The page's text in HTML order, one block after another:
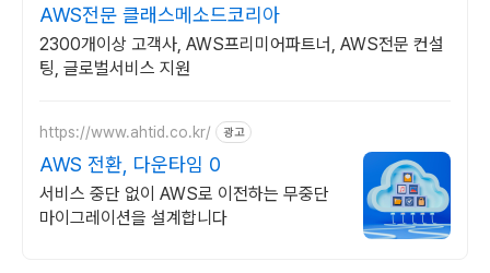
AWS전문 클래스메소드코리아
2300개이상 고객사, AWS프리미어파트너, AWS전문 컨설
팅, 글로벌서비스 지원
https://www.ahtid.co.kr/ 광고
AWS 전환, 다운타임 0
서비스 중단 없이 AWS로 이전하는 무중단
마이그레이션을 설계합니다